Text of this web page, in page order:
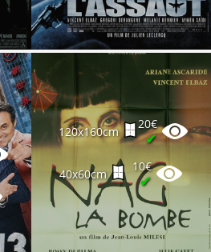
120x160cm
20€
✔
40x60cm
10€
✔